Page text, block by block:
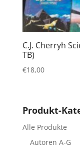
C.J. Cherryh
TB)
€18,00
Produkt-
Alle Produkte
Autoren A-G